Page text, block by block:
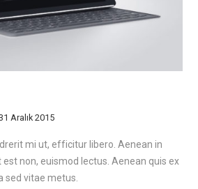
Aralık 2015
mi ut, efficitur libero. Aenean in
non, euismod lectus. Aenean quis ex
sed vitae metus.